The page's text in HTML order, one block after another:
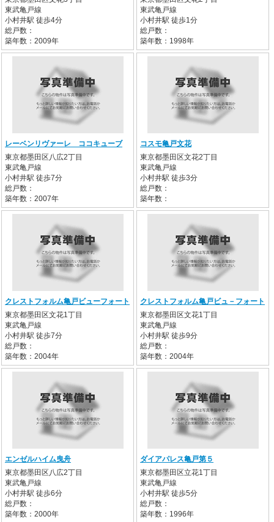
東武亀戸線
小村井駅 徒歩4分
総戸数：
築年数：2009年
東武亀戸線
小村井駅 徒歩1分
総戸数：
築年数：1998年
レーベンリヴァーレ ココキューブ
東京都墨田区八広2丁目
東武亀戸線
小村井駅 徒歩7分
総戸数：
築年数：2007年
コスモ亀戸文花
東京都墨田区文花2丁目
東武亀戸線
小村井駅 徒歩3分
総戸数：
築年数：
クレストフォルム亀戸ビューフォート
東京都墨田区文花1丁目
東武亀戸線
小村井駅 徒歩7分
総戸数：
築年数：2004年
クレストフォルム亀戸ビュ－フォート
東京都墨田区文花1丁目
東武亀戸線
小村井駅 徒歩9分
総戸数：
築年数：2004年
エンゼルハイム曳舟
東京都墨田区八広2丁目
東武亀戸線
小村井駅 徒歩6分
総戸数：
築年数：2000年
ダイアパレス亀戸第５
東京都墨田区立花1丁目
東武亀戸線
小村井駅 徒歩5分
総戸数：
築年数：1996年